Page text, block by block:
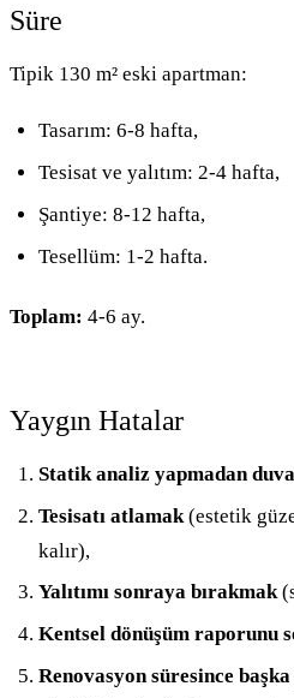
Süre
Tipik 130 m² eski apartman:
Tasarım: 6-8 hafta,
Tesisat ve yalıtım: 2-4 hafta,
Şantiye: 8-12 hafta,
Tesellüm: 1-2 hafta.
Toplam: 4-6 ay.
Yaygın Hatalar
Statik analiz yapmadan
Tesisatı atlamak(estetik
kalır),
Yalıtımı sonraya bırakmak
Kentsel dönüşüm raporunu
Renovasyon süresince